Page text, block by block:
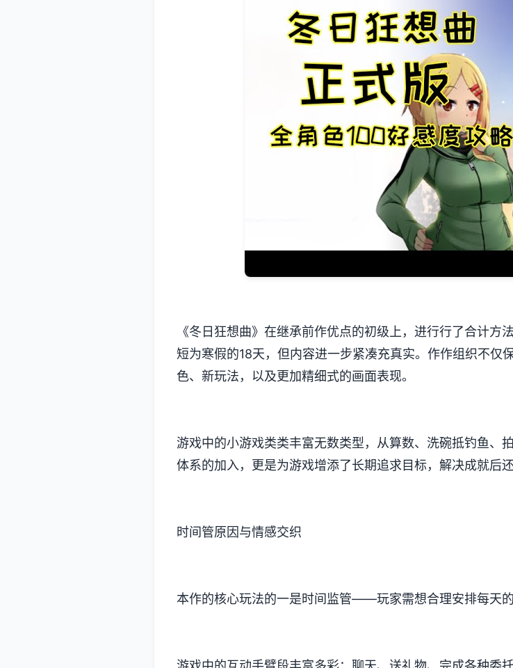
《冬日狂想曲》在继承前作优点的初级上，进行行了合计
短为寒假的18天，但内容进一步紧凑充真实。作作组织不仅
色、新玩法​​，以及更加精细式的画面表现。
游戏中的小游戏类类丰富无数类型，从算数、洗碗抵钓鱼、
体系的加入​​，更是为游戏增添了长期追求目标，解决成就后
时间管原因与情感交织
本作的核心玩法的一是时间监管——玩家需想合理安排每天